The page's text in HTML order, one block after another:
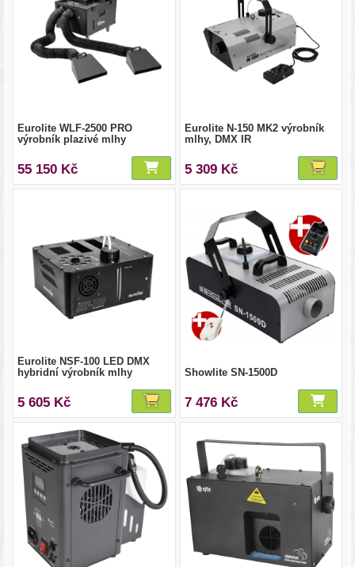
Eurolite WLF-2500 PRO
výrobník plazivé mlhy
55 150 Kč
Eurolite N-150 MK2 výrobník
mlhy, DMX IR
5 309 Kč
Eurolite NSF-100 LED DMX
hybridní výrobník mlhy
5 605 Kč
Showlite SN-1500D
7 476 Kč